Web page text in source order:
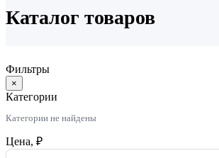
Каталог товаров
Фильтры
×
Категории
Категории не найдены
Цена, ₽